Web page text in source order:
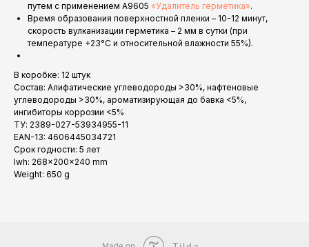
путем с применением A9605 «Удалитель герметика».
Время образования поверхностной пленки – 10-12 минут,
скорость вулканизации герметика – 2 мм в сутки (при
температуре +23°С и относительной влажности 55%).
В коробке: 12 штук
Состав: Алифатические углеводороды >30%, нафтеновые
углеводороды >30%, ароматизирующая до бавка <5%,
ингибиторы коррозии <5%
ТУ: 2389-027-53934955-11
EAN-13: 4606445034721
Срок годности: 5 лет
lwh: 268x200x240 mm
Weight: 650 g